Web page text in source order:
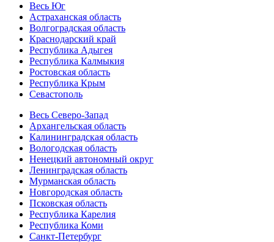
Весь Юг
Астраханская область
Волгоградская область
Краснодарский край
Республика Адыгея
Республика Калмыкия
Ростовская область
Республика Крым
Севастополь
Весь Северо-Запад
Архангельская область
Калининградская область
Вологодская область
Ненецкий автономный округ
Ленинградская область
Мурманская область
Новгородская область
Псковская область
Республика Карелия
Республика Коми
Санкт-Петербург